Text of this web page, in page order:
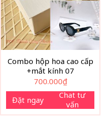
Combo hộp hoa cao cấp
+mắt kính 07
700.000₫
Đặt ngay
Chat tư
vấn